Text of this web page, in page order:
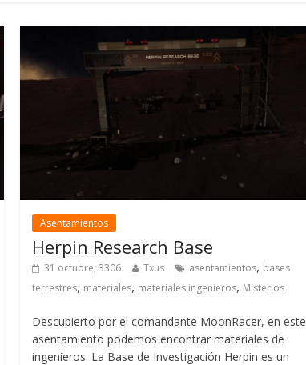
Asentamientos
Herpin Research Base
31 octubre, 3306 Txus asentamientos, bases
terrestres, materiales, materiales ingenieros, Misterios
Descubierto por el comandante MoonRacer, en este
asentamiento podemos encontrar materiales de
ingenieros. La Base de Investigación Herpin es un